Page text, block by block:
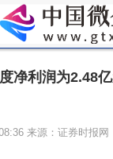
净利润为2.48
来源：证券时报网